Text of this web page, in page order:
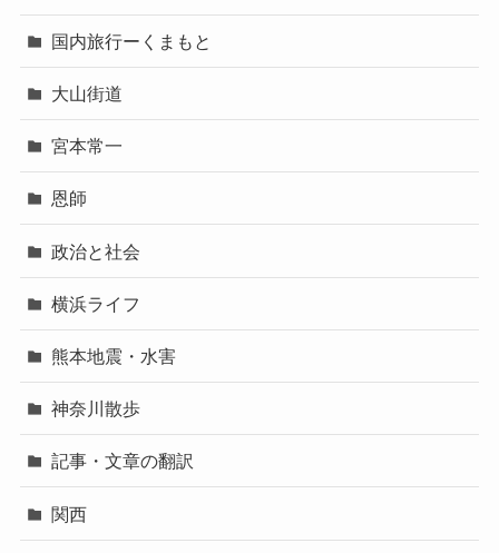
国内旅行ーくまもと
大山街道
宮本常一
恩師
政治と社会
横浜ライフ
熊本地震・水害
神奈川散歩
記事・文章の翻訳
関西